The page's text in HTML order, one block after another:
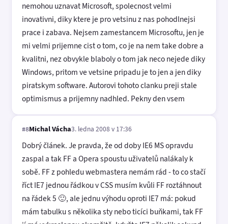
nemohou uznavat Microsoft, spolecnost velmi
inovativni, diky ktere je pro vetsinu z nas pohodlnejsi
prace i zabava. Nejsem zamestancem Microsoftu, jen je
mi velmi prijemne cist o tom, co je na nem take dobre a
kvalitni, nez obvykle blaboly o tom jak neco nejede diky
Windows, pritom ve vetsine pripadu je to jen a jen diky
piratskym software. Autorovi tohoto clanku preji stale
optimismus a prijemny nadhled. Pekny den vsem
#8Michal Vácha3. ledna 2008 v 17:36
Dobrý článek. Je pravda, že od doby IE6 MS opravdu
zaspal a tak FF a Opera spoustu uživatelů nalákaly k
sobě. FF z pohledu webmastera nemám rád - to co stačí
říct IE7 jednou řádkou v CSS musím kvůli FF roztáhnout
na řádek 5 🙂, ale jednu výhodu oproti IE7 má: pokud
mám tabulku s několika sty nebo ticíci buňkami, tak FF